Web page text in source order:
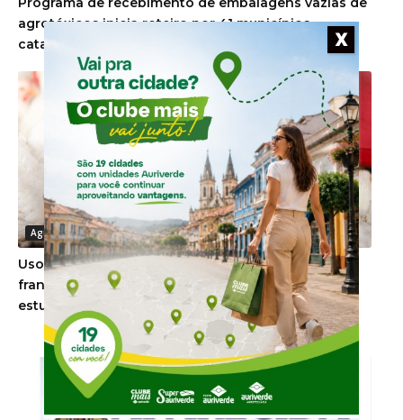
agrotóxicos inicia roteiro por 41 municípios
catarinenses
Agronegócio
Uso de minerais bi-quelatados na alimentação de
frangos de corte reduz problemas de pele, aponta
estudo
-Anúncio-
X